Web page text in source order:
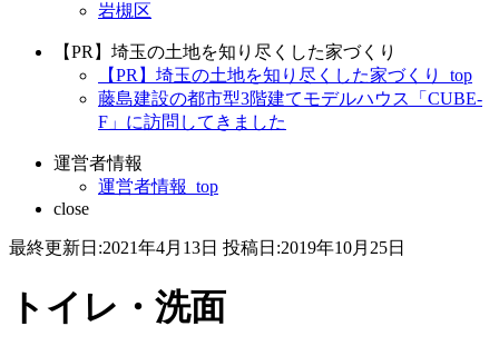
岩槻区
【PR】埼玉の土地を知り尽くした家づくり
【PR】埼玉の土地を知り尽くした家づくり_top
藤島建設の都市型3階建てモデルハウス「CUBE-
F」に訪問してきました
運営者情報
運営者情報_top
close
最終更新日:2021年4月13日 投稿日:2019年10月25日
トイレ・洗面